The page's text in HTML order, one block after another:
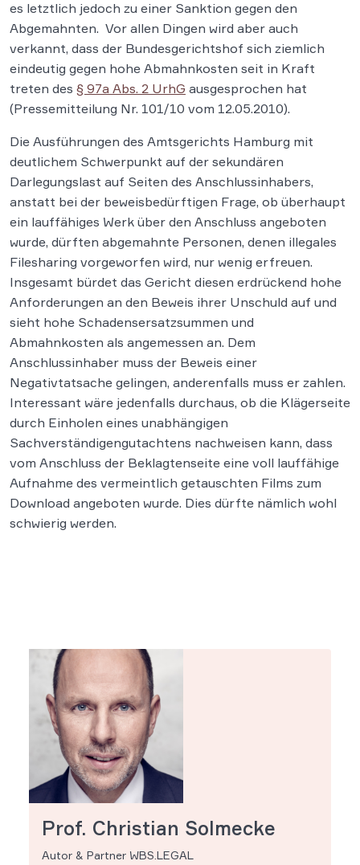
es letztlich jedoch zu einer Sanktion gegen den
Abgemahnten. Vor allen Dingen wird aber auch
verkannt, dass der Bundesgerichtshof sich ziemlich
eindeutig gegen hohe Abmahnkosten seit in Kraft
treten des § 97a Abs. 2 UrhG ausgesprochen hat
(Pressemitteilung Nr. 101/10 vom 12.05.2010).
Die Ausführungen des Amtsgerichts Hamburg mit
deutlichem Schwerpunkt auf der sekundären
Darlegungslast auf Seiten des Anschlussinhabers,
anstatt bei der beweisbedürftigen Frage, ob überhaupt
ein lauffähiges Werk über den Anschluss angeboten
wurde, dürften abgemahnte Personen, denen illegales
Filesharing vorgeworfen wird, nur wenig erfreuen.
Insgesamt bürdet das Gericht diesen erdrückend hohe
Anforderungen an den Beweis ihrer Unschuld auf und
sieht hohe Schadensersatzsummen und
Abmahnkosten als angemessen an. Dem
Anschlussinhaber muss der Beweis einer
Negativtatsache gelingen, anderenfalls muss er zahlen.
Interessant wäre jedenfalls durchaus, ob die Klägerseite
durch Einholen eines unabhängigen
Sachverständigengutachtens nachweisen kann, dass
vom Anschluss der Beklagtenseite eine voll lauffähige
Aufnahme des vermeintlich getauschten Films zum
Download angeboten wurde. Dies dürfte nämlich wohl
schwierig werden.
Prof. Christian Solmecke
Autor & Partner WBS.LEGAL